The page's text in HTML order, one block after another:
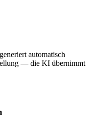
automatisch
— die KI übernimmt